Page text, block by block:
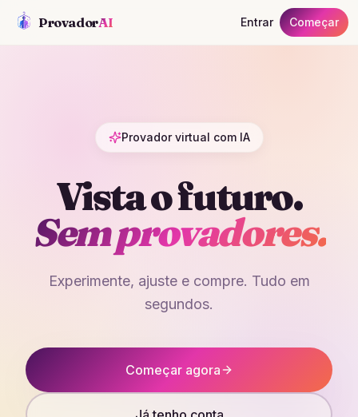
ProvadorAI Entrar Começar
Provador virtual com IA
Vista o futuro.
Sem provadores.
Experimente, ajuste e compre. Tudo em
segundos.
Começar agora